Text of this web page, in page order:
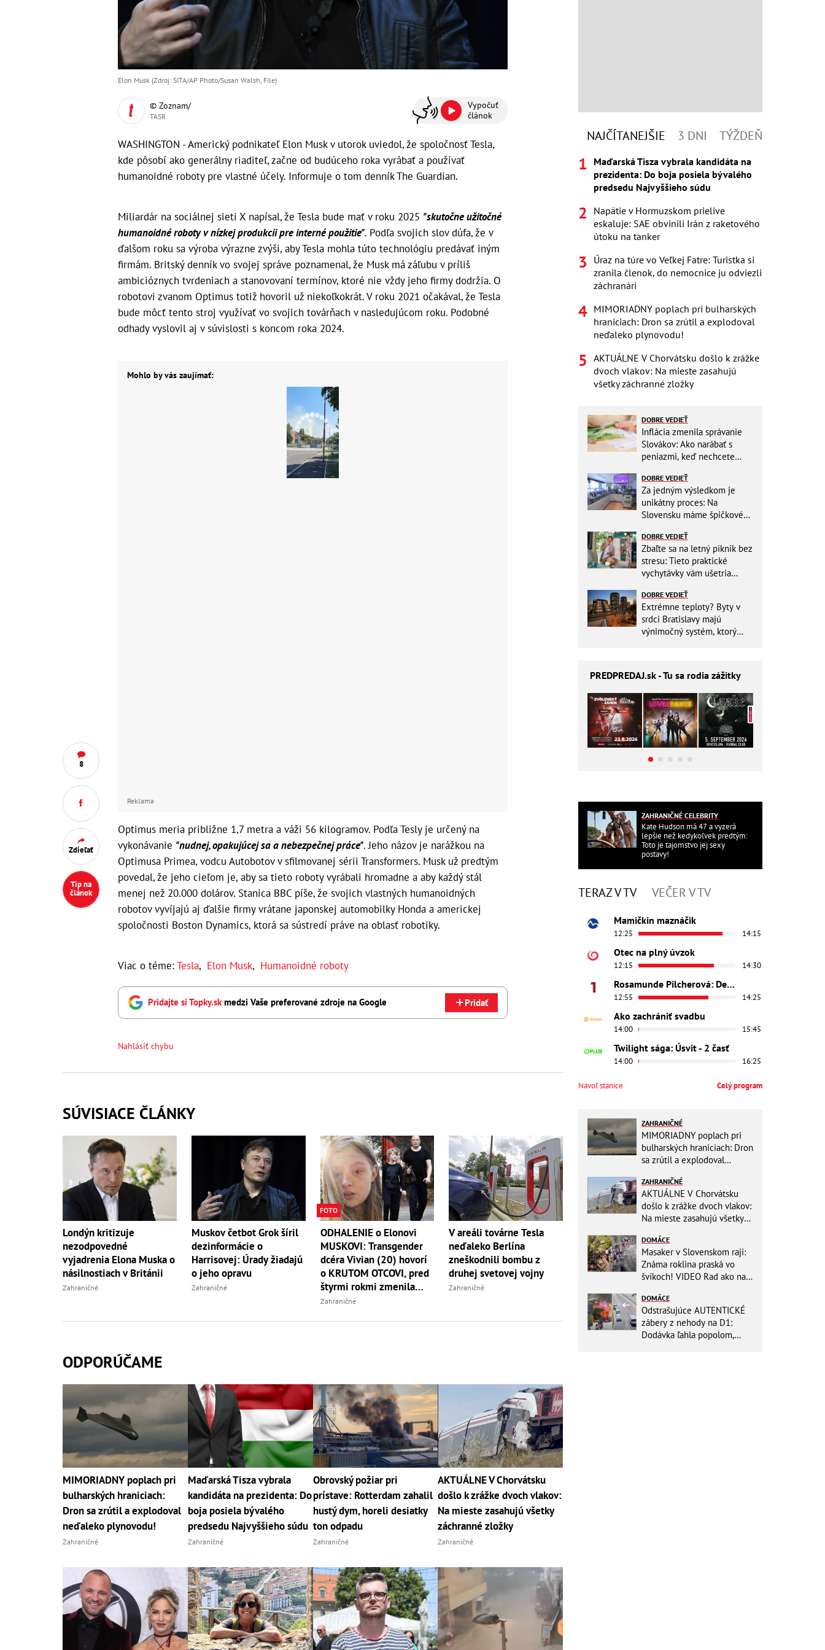
8
Zdieľať
Tip na
článok
Elon Musk (Zdroj: SITA/AP Photo/Susan Walsh, File)
© Zoznam/
TASR
Vypočuť
článok
WASHINGTON - Americký podnikateľ Elon Musk v utorok uviedol, že spoločnosť Tesla,
kde pôsobí ako generálny riaditeľ, začne od budúceho roka vyrábať a používať
humanoidné roboty pre vlastné účely. Informuje o tom denník The Guardian.
Miliardár na sociálnej sieti X napísal, že Tesla bude mať v roku 2025 "skutočne užitočné
humanoidné roboty v nízkej produkcii pre interné použitie". Podľa svojich slov dúfa, že v
ďalšom roku sa výroba výrazne zvýši, aby Tesla mohla túto technológiu predávať iným
firmám. Britský denník vo svojej správe poznamenal, že Musk má záľubu v príliš
ambicióznych tvrdeniach a stanovovaní termínov, ktoré nie vždy jeho firmy dodržia. O
robotovi zvanom Optimus totiž hovoril už niekoľkokrát. V roku 2021 očakával, že Tesla
bude môcť tento stroj využívať vo svojich továrňach v nasledujúcom roku. Podobné
odhady vyslovil aj v súvislosti s koncom roka 2024.
Mohlo by vás zaujímať:
Reklama
Optimus meria približne 1,7 metra a váži 56 kilogramov. Podľa Tesly je určený na
vykonávanie "nudnej, opakujúcej sa a nebezpečnej práce". Jeho názov je narážkou na
Optimusa Primea, vodcu Autobotov v sfilmovanej sérii Transformers. Musk už predtým
povedal, že jeho cieľom je, aby sa tieto roboty vyrábali hromadne a aby každý stál
menej než 20.000 dolárov. Stanica BBC píše, že svojich vlastných humanoidných
robotov vyvíjajú aj ďalšie firmy vrátane japonskej automobilky Honda a americkej
spoločnosti Boston Dynamics, ktorá sa sústredí práve na oblasť robotiky.
Viac o téme:Tesla, Elon Musk, Humanoidné roboty
Pridajte si Topky.skmedzi Vaše preferované zdroje na Google Pridať
Nahlásiť chybu
SÚVISIACE ČLÁNKY
Londýn kritizuje
nezodpovedné
vyjadrenia Elona Muska o
násilnostiach v Británii
Zahraničné
Muskov četbot Grok šíril
dezinformácie o
Harrisovej: Úrady žiadajú
o jeho opravu
Zahraničné
FOTO
ODHALENIE o Elonovi
MUSKOVI: Transgender
dcéra Vivian (20) hovorí
o KRUTOM OTCOVI, pred
štyrmi rokmi zmenila
pohlavie
Zahraničné
V areáli továrne Tesla
neďaleko Berlína
zneškodnili bombu z
druhej svetovej vojny
Zahraničné
ODPORÚČAME
MIMORIADNY poplach pri
bulharských hraniciach:
Dron sa zrútil a explodoval
neďaleko plynovodu!
Zahraničné
Maďarská Tisza vybrala
kandidáta na prezidenta: Do
boja posiela bývalého
predsedu Najvyššieho súdu
Zahraničné
Obrovský požiar pri
prístave: Rotterdam zahalil
hustý dym, horeli desiatky
ton odpadu
Zahraničné
AKTUÁLNE V Chorvátsku
došlo k zrážke dvoch vlakov:
Na mieste zasahujú všetky
záchranné zložky
Zahraničné
NAJČÍTANEJŠIE 3 DNI TÝŽDEŇ
Maďarská Tisza vybrala kandidáta na
prezidenta: Do boja posiela bývalého
predsedu Najvyššieho súdu
Napätie v Hormuzskom prielive
eskaluje: SAE obvinili Irán z raketového
útoku na tanker
Úraz na túre vo Veľkej Fatre: Turistka si
zranila členok, do nemocnice ju odviezli
záchranári
MIMORIADNY poplach pri bulharských
hraniciach: Dron sa zrútil a explodoval
neďaleko plynovodu!
AKTUÁLNE V Chorvátsku došlo k zrážke
dvoch vlakov: Na mieste zasahujú
všetky záchranné zložky
DOBRE VEDIEŤ
Inflácia zmenila správanie
Slovákov: Ako narábať s
peniazmi, keď nechcete
DOBRE VEDIEŤ
Za jedným výsledkom je
unikátny proces: Na
Slovensku máme špičkové
DOBRE VEDIEŤ
Zbaľte sa na letný piknik bez
stresu: Tieto praktické
vychytávky vám ušetria
DOBRE VEDIEŤ
Extrémne teploty? Byty v
srdci Bratislavy majú
výnimočný systém, ktorý
PREDPREDAJ.sk - Tu sa rodia zážitky
ZAHRANIČNÉ CELEBRITY
Kate Hudson má 47 a vyzerá
lepšie než kedykoľvek predtým:
Toto je tajomstvo jej sexy
postavy!
TERAZ V TV VEČER V TV
Mamičkin maznáčik
12:25 14:15
Otec na plný úvzok
12:15 14:30
Rosamunde Pilcherová: Dedičstvo lásky
12:55 14:25
Ako zachrániť svadbu
14:00 15:45
Twilight sága: Úsvit - 2 časť
14:00 16:25
Navoľ stanice Celý program
ZAHRANIČNÉ
MIMORIADNY poplach pri
bulharských hraniciach: Dron
sa zrútil a explodoval
ZAHRANIČNÉ
AKTUÁLNE V Chorvátsku
došlo k zrážke dvoch vlakov:
Na mieste zasahujú všetky
DOMÁCE
Masaker v Slovenskom raji:
Známa roklina praská vo
švíkoch! VIDEO Rad ako na
DOMÁCE
Odstrašujúce AUTENTICKÉ
zábery z nehody na D1:
Dodávka ľahla popolom,